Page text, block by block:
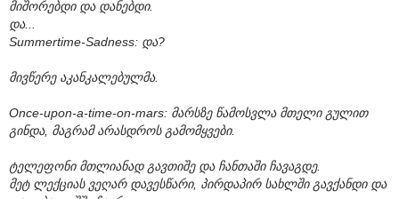
მიშორებდი და დანებდი.
და...
Summertime-Sadness: და?
მივწერე აკანკალებულმა.
Once-upon-a-time-on-mars: მარსზე წამოსვლა მთელი გულით
გინდა, მაგრამ არასდროს გამომყვები.
ტელეფონი მთლიანად გავთიშე და ჩანთაში ჩავაგდე.
მეტ ლექციას ვეღარ დავესწარი, პირდაპირ სახლში გავქანდი და